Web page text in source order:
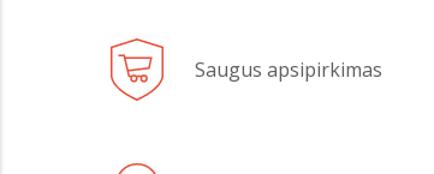
Saugus apsipirkimas